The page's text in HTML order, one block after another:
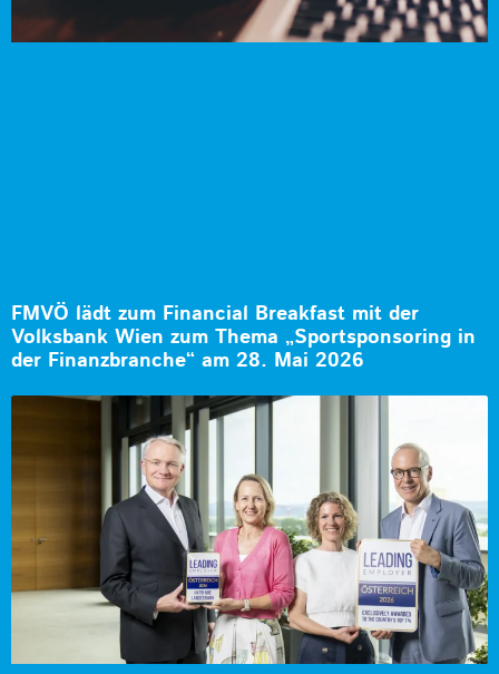
FMVÖ lädt zum Financial Breakfast mit der
Volksbank Wien zum Thema „Sportsponsoring in
der Finanzbranche“ am 28. Mai 2026